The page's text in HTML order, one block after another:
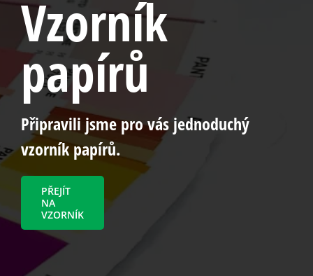
Vzorník
papírů
Připravili jsme pro vás jednoduchý
vzorník papírů.
PŘEJÍT
NA
VZORNÍK